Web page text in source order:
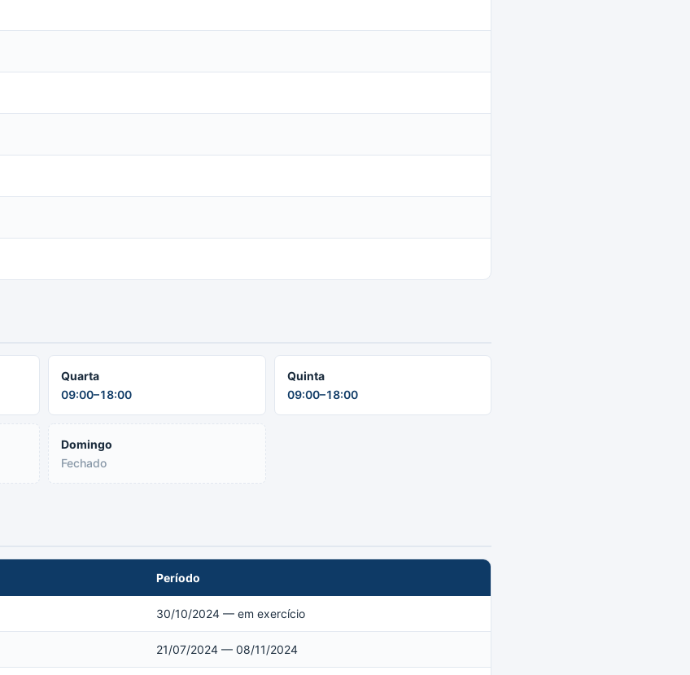
Quarta
09:00–18:00
Quinta
09:00–18:00
Domingo
Fechado
Período
30/10/2024 — em exercício
21/07/2024 — 08/11/2024